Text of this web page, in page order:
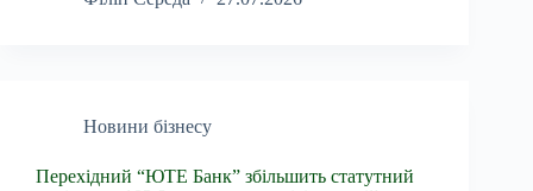
Новини бізнесу
Перехідний “ЮТЕ Банк” збільшить статутний